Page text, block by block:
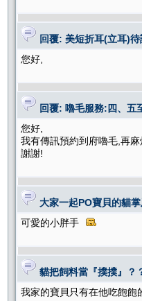
回覆: 美短折耳(立耳)
您好,
回覆: 嚕毛服務:四、五
您好,
我有傳訊預約到府嚕毛,再麻
謝謝!
大家一起PO寶貝的貓
可愛的小胖手
貓把飼料當『撲撲』？
我家的寶貝只有在他吃飽飽